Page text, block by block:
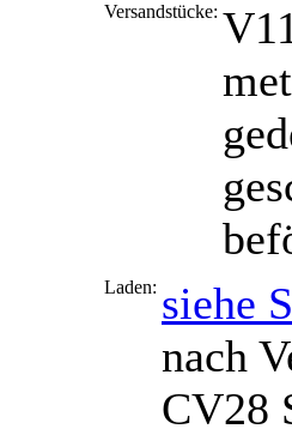
Versandstücke:
Laden: siehe
nach
CV28